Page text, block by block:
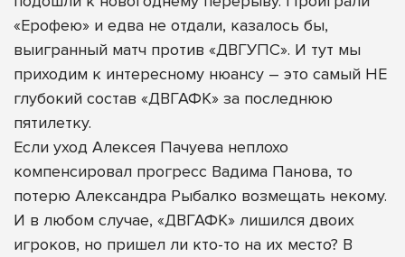
«Ерофею» и едва не отдали, казалось бы,
выигранный матч против «ДВГУПС». И тут мы
приходим к интересному нюансу – это самый НЕ
глубокий состав «ДВГАФК» за последнюю
пятилетку.
Если уход Алексея Пачуева неплохо
компенсировал прогресс Вадима Панова, то
потерю Александра Рыбалко возмещать некому.
И в любом случае, «ДВГАФК» лишился двоих
игроков, но пришел ли кто-то на их место? В